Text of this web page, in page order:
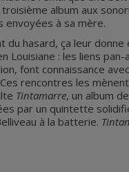
troisième album aux
envoyées à sa mère.
du hasard, ça leur
Louisiane : les liens
font connaissance
rencontres les
Tintamarre, un album
par un quintette
à la batterie.